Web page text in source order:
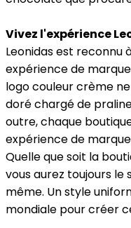
Vivez l'expérience
Leonidas est reconnu
expérience de
logo couleur crème
doré chargé de
outre, chaque
expérience de
Quelle que soit la
vous aurez toujours
même. Un style
mondiale pour créer